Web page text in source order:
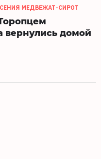
МЕДВЕЖАТ-СИРОТ
вернулись домой